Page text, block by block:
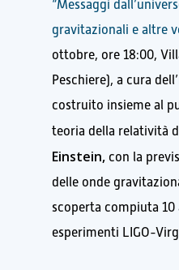
“Messaggi
gravitazionali e altre
ottobre, ore 18:00,
Peschiere), a cura
costruito insieme al
teoria della relatività
Einstein, con la
delle onde
scoperta compiuta 10
esperimenti LIGO-